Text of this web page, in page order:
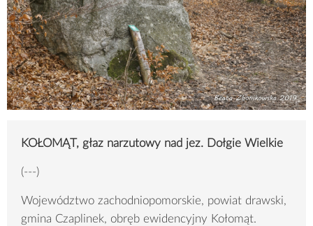
KOŁOMĄT, głaz narzutowy nad jez. Dołgie Wielkie
(---)
Województwo zachodniopomorskie, powiat drawski,
gmina Czaplinek, obręb ewidencyjny Kołomąt.